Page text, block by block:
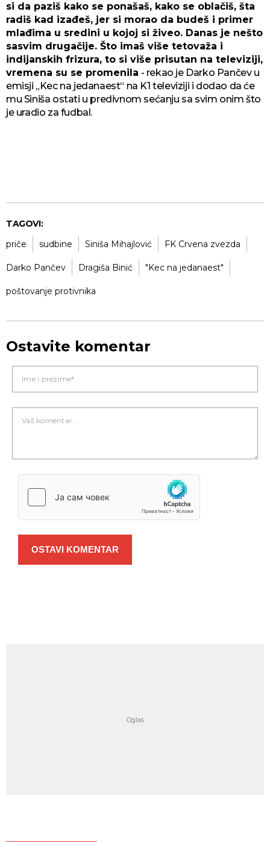
si da paziš kako se ponašaš, kako se oblačiš, šta
radiš kad izađeš, jer si morao da budeš i primer
mlađima u sredini u kojoj si živeo. Danas je nešto
sasvim drugačije. Što imaš više tetovaža i
indijanskih frizura, to si više prisutan na televiziji,
vremena su se promenila - rekao je Darko Pančev u
emisji „Kec na jedanaest“ na K1 televiziji i dodao da će
mu Siniša ostati u predivnom sećanju sa svim onim što
je uradio za fudbal.
TAGOVI:
priče
sudbine Siniša Mihajlović FK Crvena zvezda
Darko Pančev Dragiša Binić "Kec na jedanaest"
poštovanje protivnika
Ostavite komentar
OSTAVI KOMENTAR